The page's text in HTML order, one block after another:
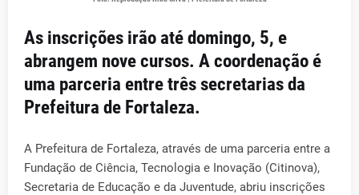
As inscrições irão até domingo, 5, e
abrangem nove cursos. A coordenação é
uma parceria entre três secretarias da
Prefeitura de Fortaleza.
A Prefeitura de Fortaleza, através de uma parceria entre a
Fundação de Ciência, Tecnologia e Inovação (Citinova),
Secretaria de Educação e da Juventude, abriu inscrições